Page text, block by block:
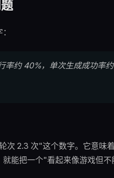
率约 40%，单次生成成功率
次 2.3 次"这个数字。它意味
能把一个"看起来像游戏但